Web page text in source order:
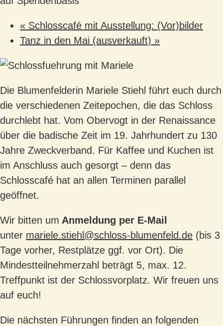
« Schlosscafé mit Ausstellung: (Vor)bilder
Tanz in den Mai (ausverkauft) »
Die Blumenfelderin Mariele Stiehl führt euch durch
die verschiedenen Zeitepochen, die das Schloss
durchlebt hat. Vom Obervogt in der Renaissance
über die badische Zeit im 19. Jahrhundert zu 130
Jahre Zweckverband. Für Kaffee und Kuchen ist
im Anschluss auch gesorgt – denn das
Schlosscafé hat an allen Terminen parallel
geöffnet.
Wir bitten um Anmeldung per E-Mail
unter mariele.stiehl@schloss-blumenfeld.de (bis 3
Tage vorher, Restplätze ggf. vor Ort). Die
Mindestteilnehmerzahl beträgt 5, max. 12.
Treffpunkt ist der Schlossvorplatz. Wir freuen uns
auf euch!
Die nächsten Führungen finden an folgenden